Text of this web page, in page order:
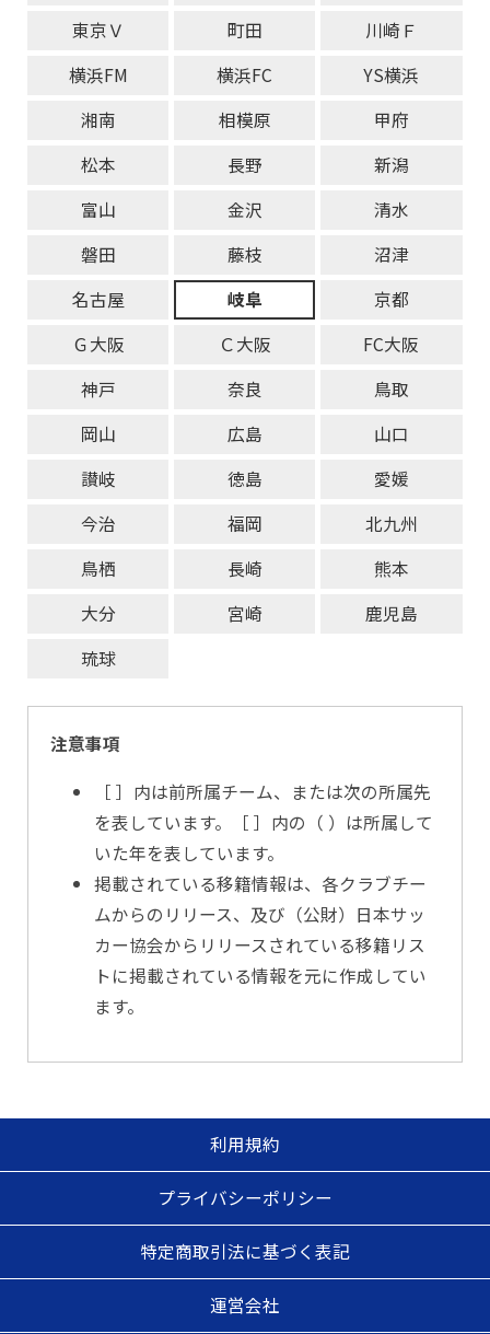
東京Ｖ
町田
川崎Ｆ
横浜FM
横浜FC
YS横浜
湘南
相模原
甲府
松本
長野
新潟
富山
金沢
清水
磐田
藤枝
沼津
名古屋
岐阜
京都
Ｇ大阪
Ｃ大阪
FC大阪
神戸
奈良
鳥取
岡山
広島
山口
讃岐
徳島
愛媛
今治
福岡
北九州
鳥栖
長崎
熊本
大分
宮崎
鹿児島
琉球
注意事項
［ ］内は前所属チーム、または次の所属先
を表しています。［ ］内の（ ）は所属して
いた年を表しています。
掲載されている移籍情報は、各クラブチー
ムからのリリース、及び（公財）日本サッ
カー協会からリリースされている移籍リス
トに掲載されている情報を元に作成してい
ます。
利用規約
プライバシーポリシー
特定商取引法に基づく表記
運営会社